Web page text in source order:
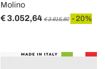
Molino
€ 3.052,64 € 3.815,80 - 20%